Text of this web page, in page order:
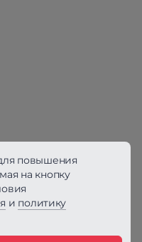
HomeHit
за исключением
повышения
на кнопку
и политику